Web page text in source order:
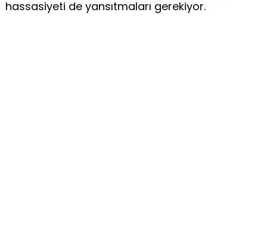
hassasiyeti de yansıtmaları gerekiyor.